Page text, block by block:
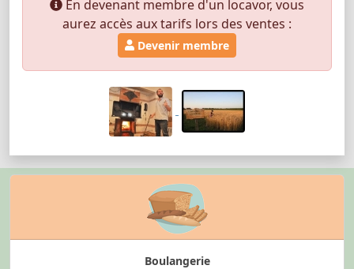
En devenant membre d'un locavor, vous
aurez accès aux tarifs lors des ventes :
Devenir membre
Boulangerie